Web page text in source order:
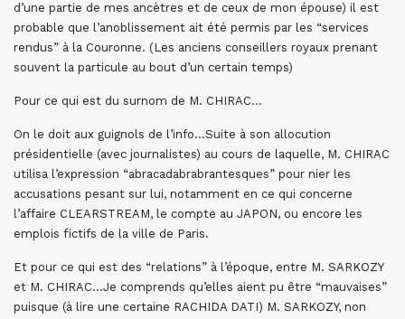
d’une partie de mes ancètres et de ceux de mon épouse) il est
probable que l’anoblissement ait été permis par les “services
rendus” à la Couronne. (Les anciens conseillers royaux prenant
souvent la particule au bout d’un certain temps)
Pour ce qui est du surnom de M. CHIRAC…
On le doit aux guignols de l’info…Suite à son allocution
présidentielle (avec journalistes) au cours de laquelle, M. CHIRAC
utilisa l’expression “abracadabrabrantesques” pour nier les
accusations pesant sur lui, notamment en ce qui concerne
l’affaire CLEARSTREAM, le compte au JAPON, ou encore les
emplois fictifs de la ville de Paris.
Et pour ce qui est des “relations” à l’époque, entre M. SARKOZY
et M. CHIRAC…Je comprends qu’elles aient pu être “mauvaises”
puisque (à lire une certaine RACHIDA DATI) M. SARKOZY, non